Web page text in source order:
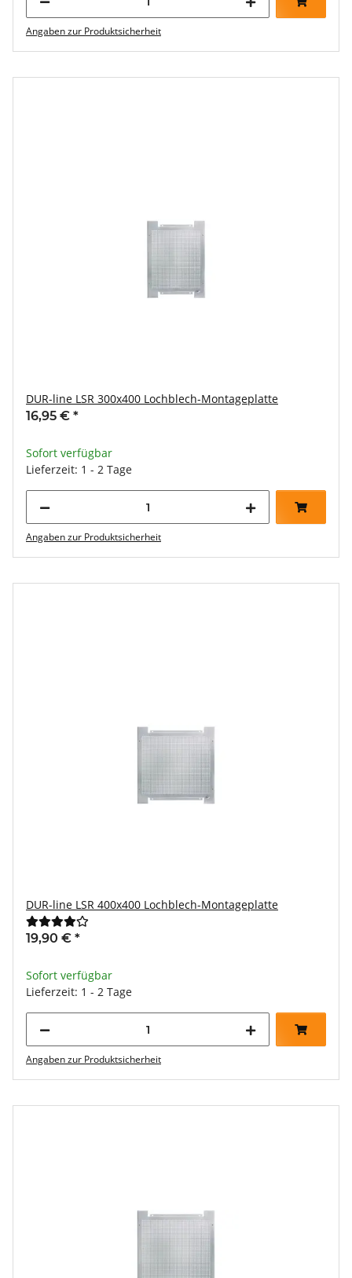
Angaben zur Produktsicherheit
DUR-line LSR 300x400 Lochblech-Montageplatte
16,95 € *
Sofort verfügbar
Lieferzeit: 1 - 2 Tage
Angaben zur Produktsicherheit
DUR-line LSR 400x400 Lochblech-Montageplatte
19,90 € *
Sofort verfügbar
Lieferzeit: 1 - 2 Tage
Angaben zur Produktsicherheit